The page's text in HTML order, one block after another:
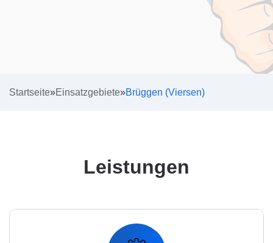
Startseite»Einsatzgebiete»Brüggen (Viersen)
Leistungen